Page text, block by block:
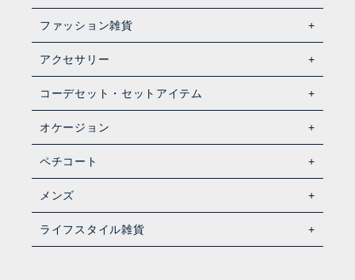
ファッション雑貨
アクセサリー
コーデセット・セットアイテム
オケージョン
ペチコート
メンズ
ライフスタイル雑貨